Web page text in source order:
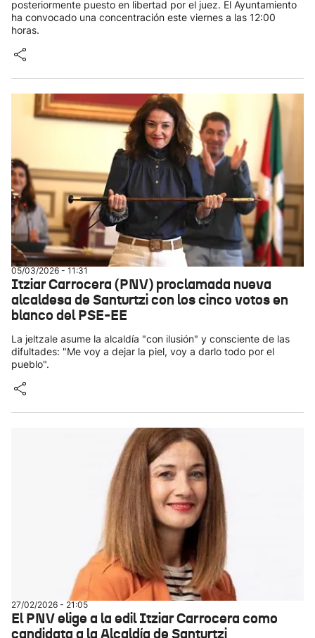
posteriormente puesto en libertad por el juez. El Ayuntamiento
ha convocado una concentración este viernes a las 12:00
horas.
05/03/2026 - 11:31
Itziar Carrocera (PNV) proclamada nueva
alcaldesa de Santurtzi con los cinco votos en
blanco del PSE-EE
La jeltzale asume la alcaldía "con ilusión" y consciente de las
difultades: "Me voy a dejar la piel, voy a darlo todo por el
pueblo".
27/02/2026 - 21:05
El PNV elige a la edil Itziar Carrocera como
candidata a la Alcaldía de Santurtzi